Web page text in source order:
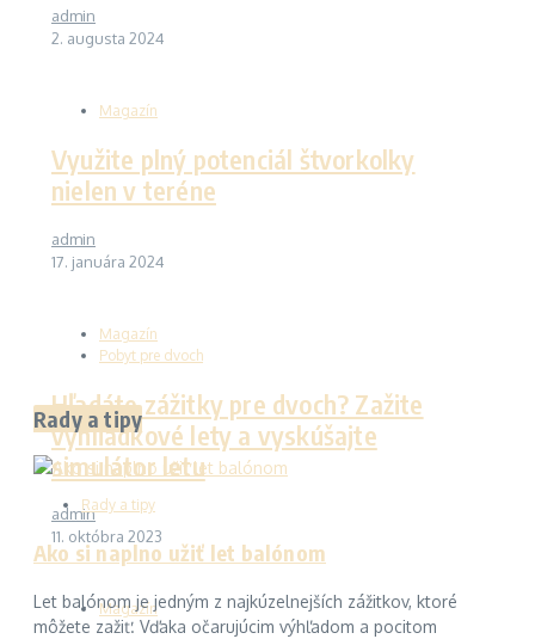
admin
2. augusta 2024
Magazín
Využite plný potenciál štvorkolky
nielen v teréne
admin
17. januára 2024
Magazín
Pobyt pre dvoch
Hľadáte zážitky pre dvoch? Zažite
vyhliadkové lety a vyskúšajte
simulátor letu
admin
11. októbra 2023
Magazín
Rady a tipy
Rady a tipy
Ako si naplno užiť let balónom
Let balónom je jedným z najkúzelnejších zážitkov, ktoré
môžete zažiť. Vďaka očarujúcim výhľadom a pocitom